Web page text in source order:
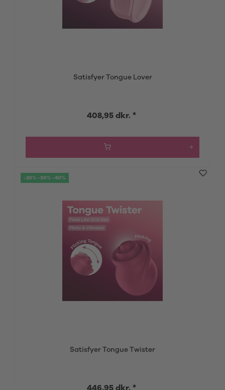
Satisfyer Tongue Lover
408,95 dkr. *
-20% -30% -40%
Satisfyer Tongue Twister
446,95 dkr. *